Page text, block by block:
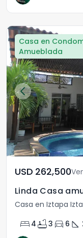
Casa en
Amueblada
USD	262,500
Casa en Iztapa
bed 4 bathtub3 directions_car 6 square_foot